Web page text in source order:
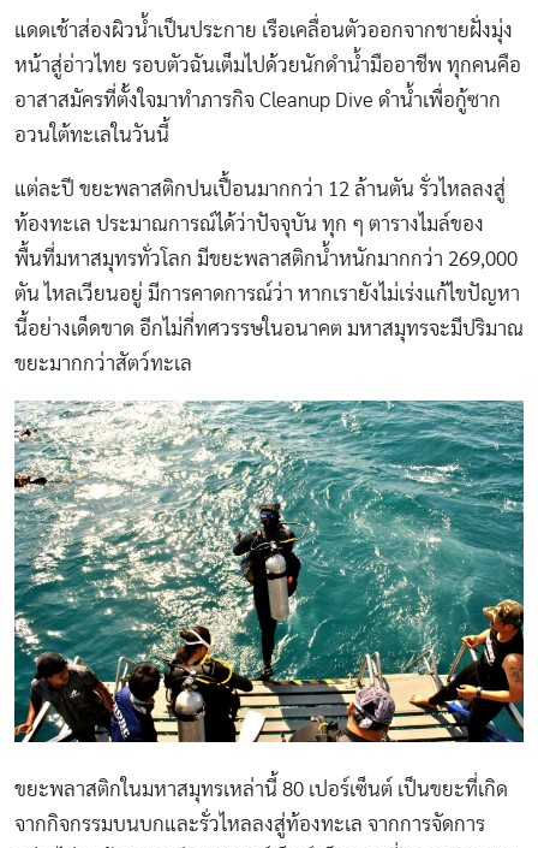
แดดเช้าส่องผิวน้ำเป็นประกาย เรือเคลื่อนตัวออกจากชายฝั่งมุ่ง
หน้าสู่อ่าวไทย รอบตัวฉันเต็มไปด้วยนักดำน้ำมืออาชีพ ทุกคนคือ
อาสาสมัครที่ตั้งใจมาทำภารกิจ Cleanup Dive ดำน้ำเพื่อกู้ซาก
อวนใต้ทะเลในวันนี้
แต่ละปี ขยะพลาสติกปนเปื้อนมากกว่า 12 ล้านตัน รั่วไหลลงสู่
ท้องทะเล ประมาณการณ์ได้ว่าปัจจุบัน ทุก ๆ ตารางไมล์ของ
พื้นที่มหาสมุทรทั่วโลก มีขยะพลาสติกน้ำหนักมากกว่า 269,000
ตัน ไหลเวียนอยู่ มีการคาดการณ์ว่า หากเรายังไม่เร่งแก้ไขปัญหา
นี้อย่างเด็ดขาด อีกไม่กี่ทศวรรษในอนาคต มหาสมุทรจะมีปริมาณ
ขยะมากกว่าสัตว์ทะเล
ขยะพลาสติกในมหาสมุทรเหล่านี้ 80 เปอร์เซ็นต์ เป็นขยะที่เกิด
จากกิจกรรมบนบกและรั่วไหลลงสู่ท้องทะเล จากการจัดการ